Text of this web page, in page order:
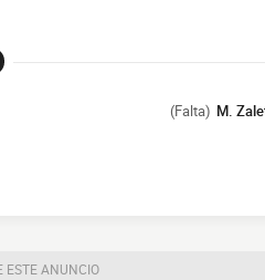
M.
(Falta)
ESTE ANUNCIO